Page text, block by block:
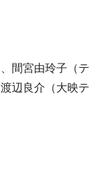
間宮由玲子（テ
辺良介（大映テ